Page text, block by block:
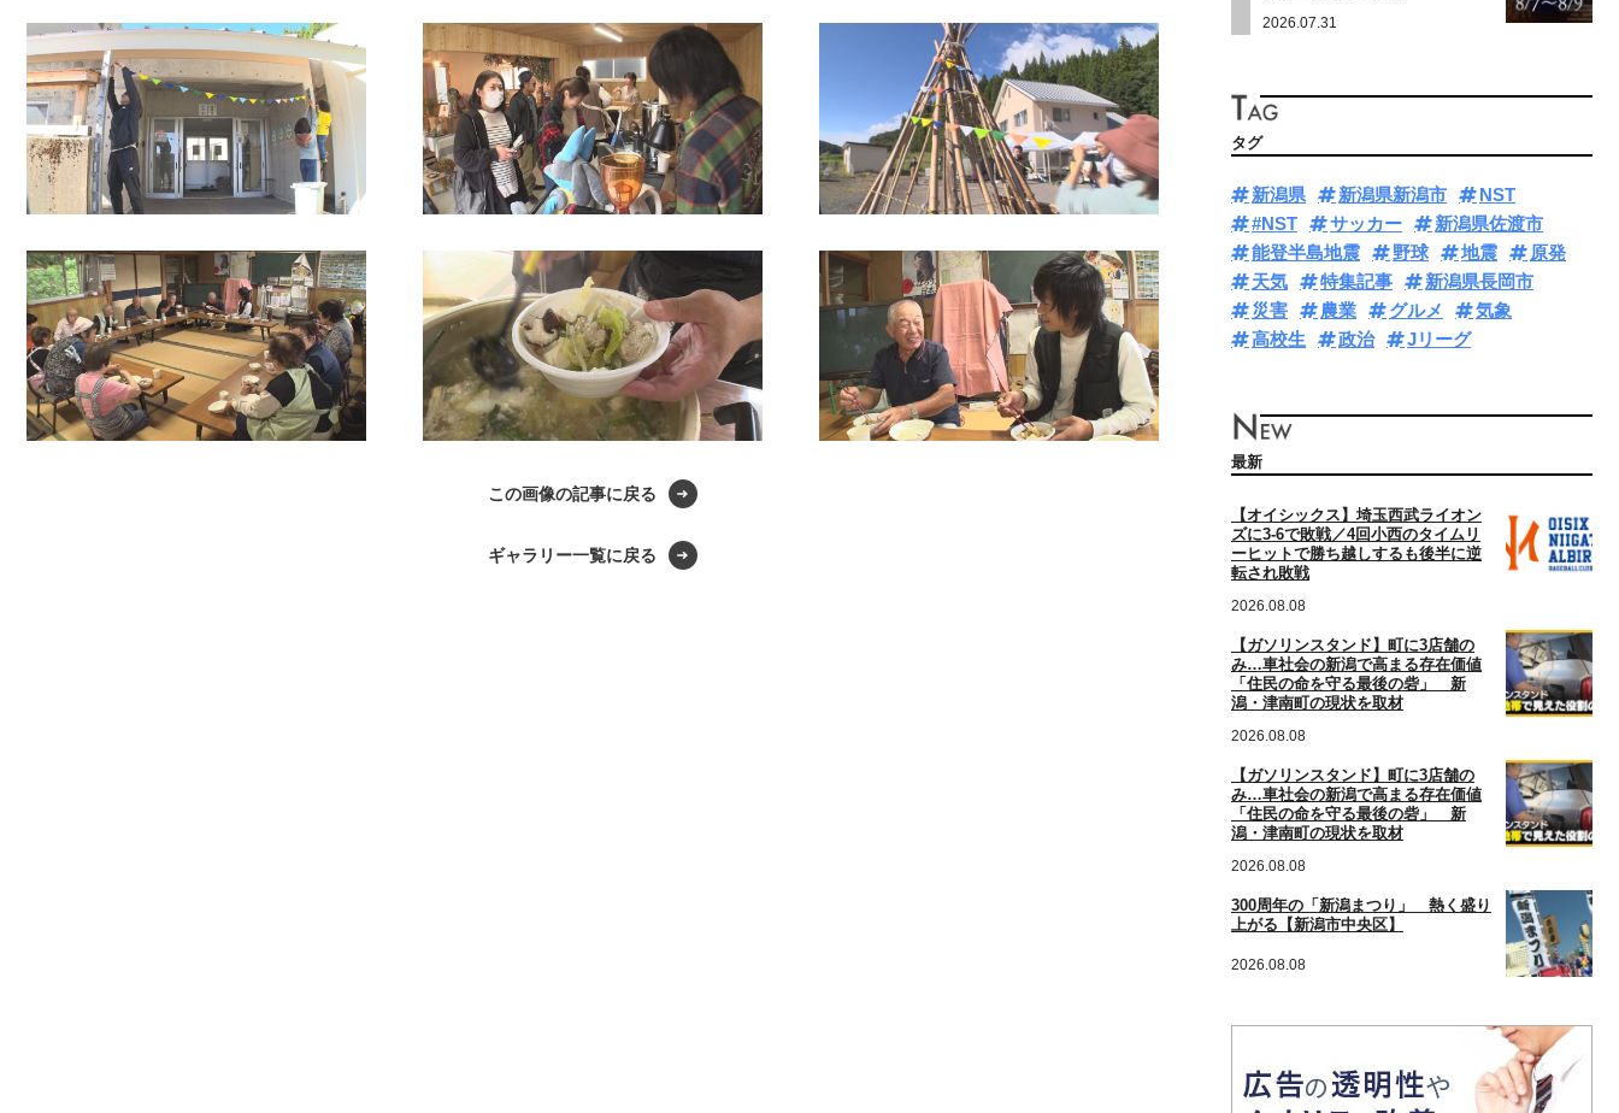
この画像の記事に戻る
ギャラリー一覧に戻る
2026.07.31
タグ
新潟県 新潟県新潟市
NST
#NST
サッカー
新潟県佐渡市
能登半島地震
野球 地震
原発
天気
特集記事
新潟県長岡市
災害
農業 グルメ
気象
高校生
政治 Jリーグ
最新
【オイシックス】埼玉西武ライオン
ズに3‐6で敗戦／4回小西のタイムリ
ーヒットで勝ち越しするも後半に逆
転され敗戦
2026.08.08
【ガソリンスタンド】町に3店舗の
み…車社会の新潟で高まる存在価値
「住民の命を守る最後の砦」 新
潟・津南町の現状を取材
2026.08.08
【ガソリンスタンド】町に3店舗の
み…車社会の新潟で高まる存在価値
「住民の命を守る最後の砦」 新
潟・津南町の現状を取材
2026.08.08
300周年の「新潟まつり」 熱く盛り
上がる【新潟市中央区】
2026.08.08